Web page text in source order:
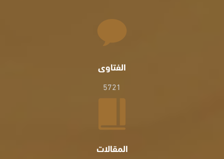
الفتاوى
5721
المقالات